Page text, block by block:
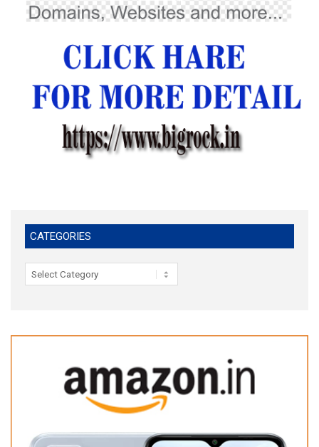
CATEGORIES
Categories